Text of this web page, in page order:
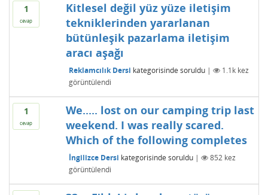
1
cevap
Kitlesel değil yüz yüze iletişim
tekniklerinden yararlanan
bütünleşik pazarlama iletişim
aracı aşağı
Reklamcılık Dersi kategorisinde soruldu | 1.1kkez
görüntülendi
1
cevap
We..... lost on our camping trip last
weekend. I was really scared.
Which of the following completes
İngilizce Dersi kategorisinde soruldu | 852kez
görüntülendi